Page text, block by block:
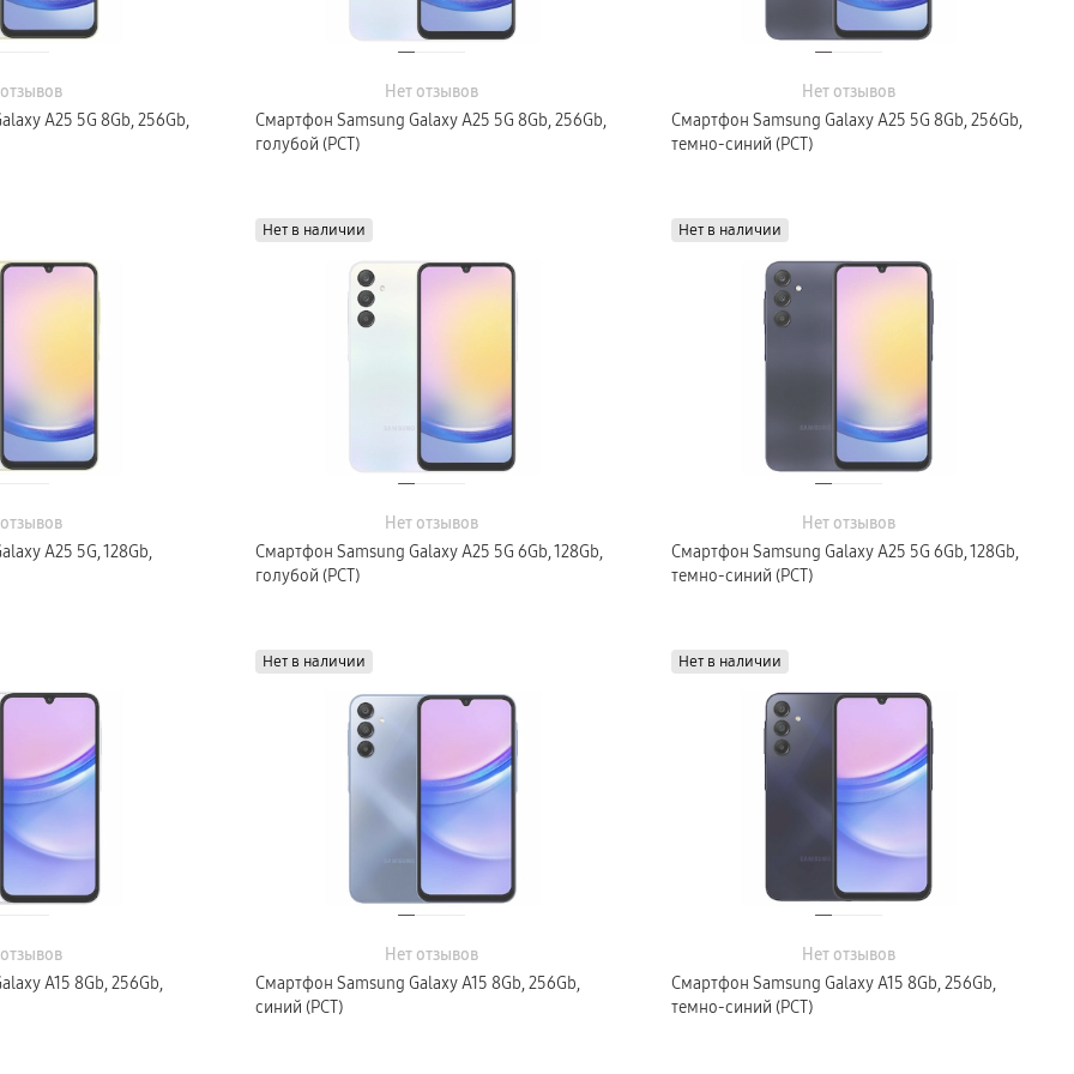
A25 5G 8Gb, 256Gb,
Нет отзывов
Смартфон Samsung Galaxy A25 5G 8Gb, 256Gb,
голубой (РСТ)
Нет отзывов
Смартфон Samsung Galaxy A25 5G 8Gb, 256Gb,
темно-синий (РСТ)
A25 5G, 128Gb,
Нет в наличии
Нет отзывов
Смартфон Samsung Galaxy A25 5G 6Gb, 128Gb,
голубой (РСТ)
Нет в наличии
Нет отзывов
Смартфон Samsung Galaxy A25 5G 6Gb, 128Gb,
темно-синий (РСТ)
A15 8Gb, 256Gb,
Нет в наличии
Нет отзывов
Смартфон Samsung Galaxy A15 8Gb, 256Gb,
синий (РСТ)
Нет в наличии
Нет отзывов
Смартфон Samsung Galaxy A15 8Gb, 256Gb,
темно-синий (РСТ)